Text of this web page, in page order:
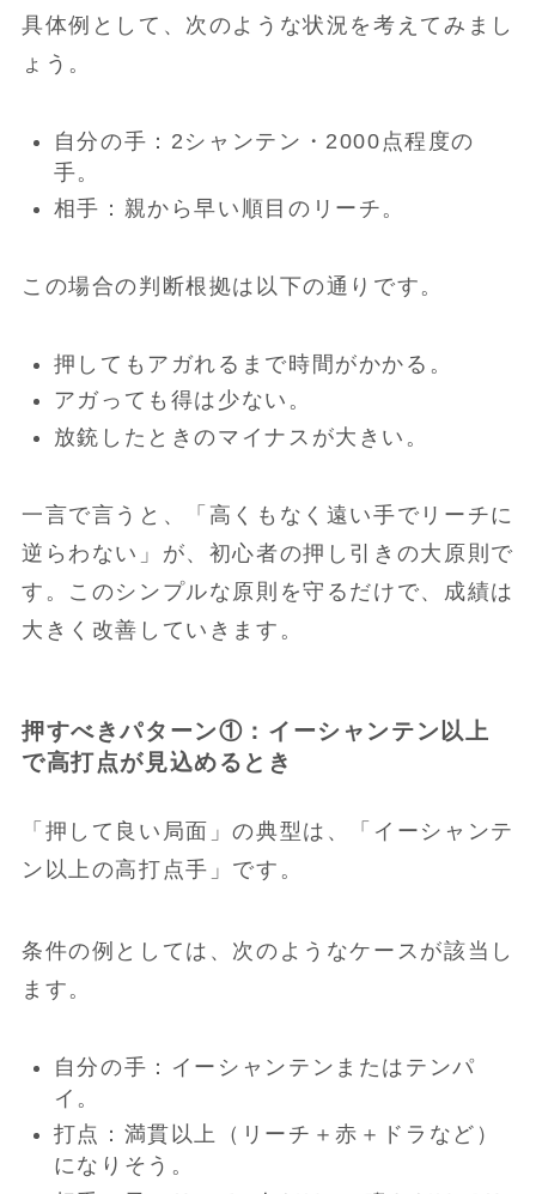
具体例として、次のような状況を考えてみまし
ょう。
自分の手：2シャンテン・2000点程度の
手。
相手：親から早い順目のリーチ。
この場合の判断根拠は以下の通りです。
押してもアガれるまで時間がかかる。
アガっても得は少ない。
放銃したときのマイナスが大きい。
一言で言うと、「高くもなく遠い手でリーチに
逆らわない」が、初心者の押し引きの大原則で
す。このシンプルな原則を守るだけで、成績は
大きく改善していきます。
押すべきパターン①：イーシャンテン以上
で高打点が見込めるとき
「押して良い局面」の典型は、「イーシャンテ
ン以上の高打点手」です。
条件の例としては、次のようなケースが該当し
ます。
自分の手：イーシャンテンまたはテンパ
イ。
打点：満貫以上（リーチ＋赤＋ドラなど）
になりそう。